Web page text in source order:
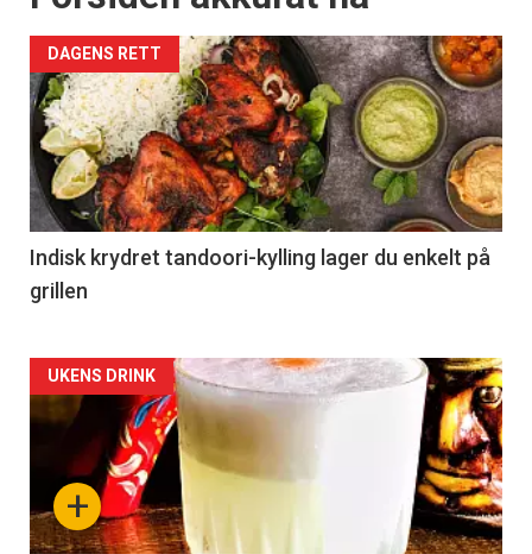
DAGENS RETT
Indisk krydret tandoori-kylling lager du enkelt på
grillen
Forsiden
akkurat
nå
-
+
UKENS DRINK